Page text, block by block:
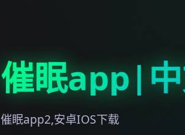
催眠app|
催眠app2,安卓IOS下载